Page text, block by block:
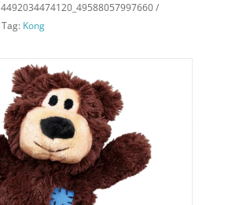
4492034474120_49588057997660
Tag: Kong